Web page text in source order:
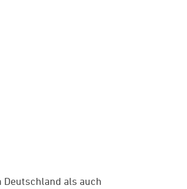
als auch